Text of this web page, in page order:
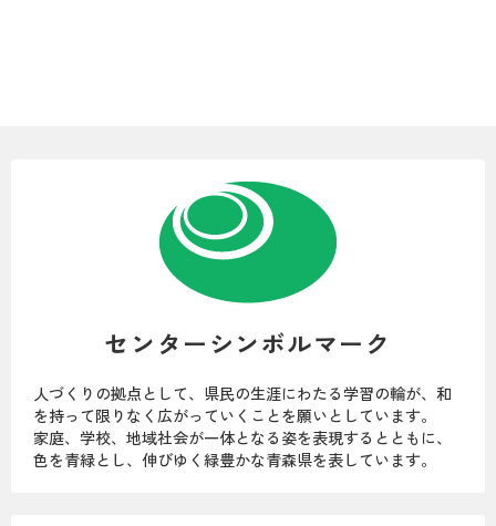
センターシンボルマーク
人づくりの拠点として、県民の生涯にわたる学習の輪が、和
を持って限りなく広がっていくことを願いとしています。
家庭、学校、地域社会が一体となる姿を表現するとともに、
色を青緑とし、伸びゆく緑豊かな青森県を表しています。